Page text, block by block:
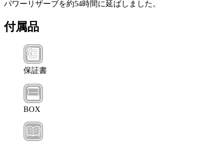
パワーリザーブを約54時間に延ばしました。
付属品
保証書
BOX